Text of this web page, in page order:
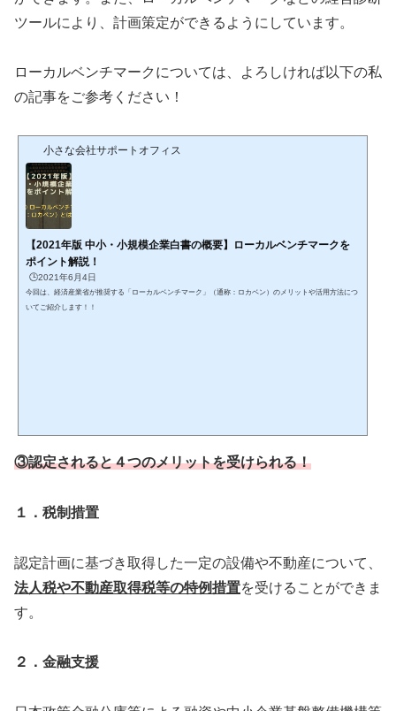
ツールにより、計画策定ができるようにしています。
ローカルベンチマークについては、よろしければ以下の私
の記事をご参考ください！
小さな会社サポートオフィス
【2021年版 中小・小規模企業白書の概要】ローカルベンチマークを
ポイント解説！
🕒️2021年6月4日
今回は、経済産業省が推奨する「ローカルベンチマーク」（通称：ロカベン）のメリットや活用方法につ
いてご紹介します！！
③認定されると４つのメリットを受けられる！
１．税制措置
認定計画に基づき取得した一定の設備や不動産について、
法人税や不動産取得税等の特例措置を受けることができま
す。
２．金融支援